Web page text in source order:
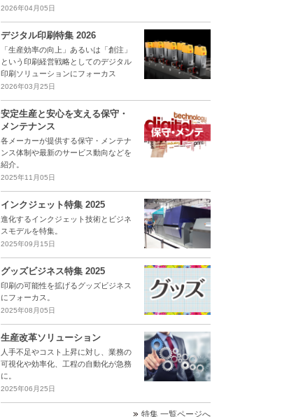
2026年04月05日
デジタル印刷特集 2026
「生産効率の向上」あるいは「創注」
という印刷経営戦略としてのデジタル
印刷ソリューションにフォーカス
2026年03月25日
安定生産と安心を支える保守・
メンテナンス
各メーカーが提供する保守・メンテナ
ンス体制や最新のサービス動向などを
紹介。
2025年11月05日
インクジェット特集 2025
進化するインクジェット技術とビジネ
スモデルを特集。
2025年09月15日
グッズビジネス特集 2025
印刷の可能性を拡げるグッズビジネス
にフォーカス。
2025年08月05日
生産改革ソリューション
人手不足やコスト上昇に対し、業務の
可視化や効率化、工程の自動化が急務
に。
2025年06月25日
特集 一覧ページへ